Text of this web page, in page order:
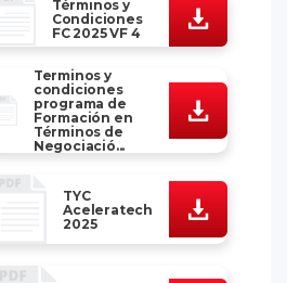
Términos y
Condiciones
FC 2025 VF 4
Terminos y
condiciones
programa de
Formación en
Términos de
Negociació...
TYC
Aceleratech
2025